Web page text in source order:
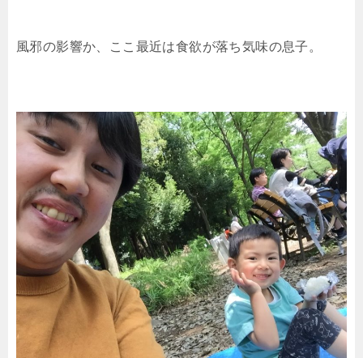
風邪の影響か、ここ最近は食欲が落ち気味の息子。